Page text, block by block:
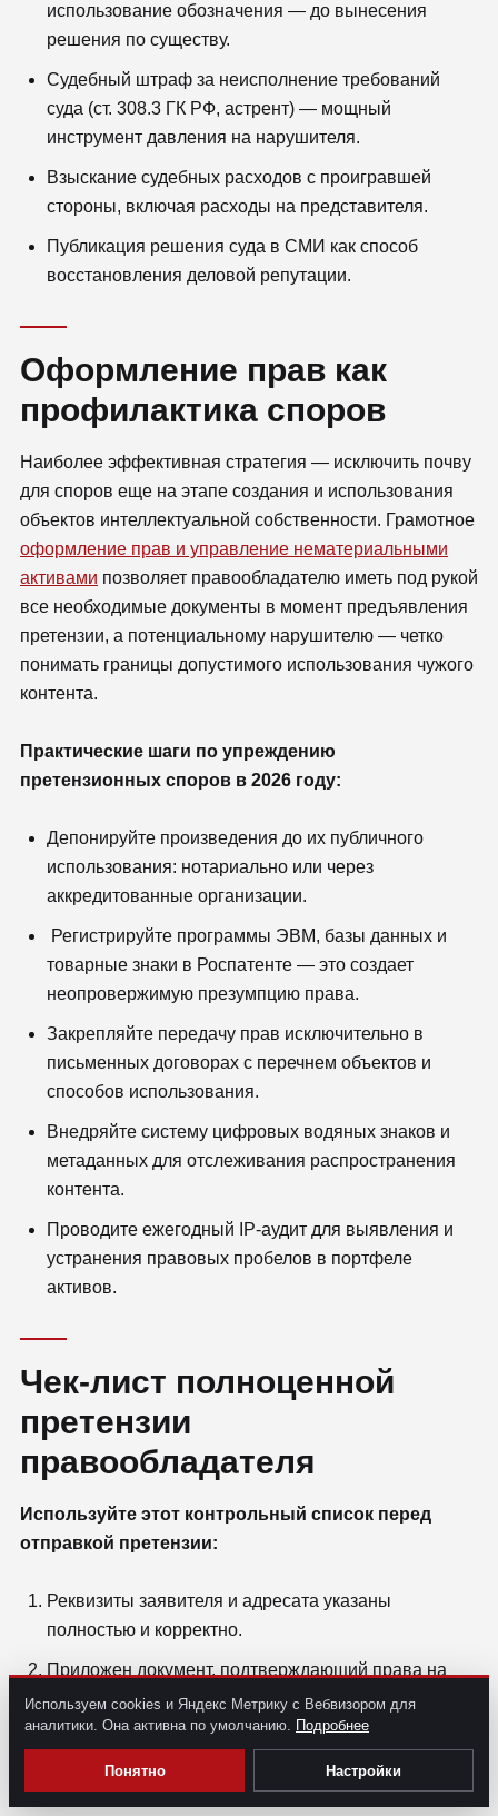
использование обозначения — до вынесения
решения по существу.
Судебный штраф за неисполнение требований
суда (ст. 308.3 ГК РФ, астрент) — мощный
инструмент давления на нарушителя.
Взыскание судебных расходов с проигравшей
стороны, включая расходы на представителя.
Публикация решения суда в СМИ как способ
восстановления деловой репутации.
Оформление прав как
профилактика споров
Наиболее эффективная стратегия — исключить почву
для споров еще на этапе создания и использования
объектов интеллектуальной собственности. Грамотное
оформление прав и управление нематериальными
активами позволяет правообладателю иметь под рукой
все необходимые документы в момент предъявления
претензии, а потенциальному нарушителю — четко
понимать границы допустимого использования чужого
контента.
Практические шаги по упреждению
претензионных споров в 2026 году:
Депонируйте произведения до их публичного
использования: нотариально или через
аккредитованные организации.
Регистрируйте программы ЭВМ, базы данных и
товарные знаки в Роспатенте — это создает
неопровержимую презумпцию права.
Закрепляйте передачу прав исключительно в
письменных договорах с перечнем объектов и
способов использования.
Внедряйте систему цифровых водяных знаков и
метаданных для отслеживания распространения
контента.
Проводите ежегодный IP-аудит для выявления и
устранения правовых пробелов в портфеле
активов.
Чек-лист полноценной
претензии
правообладателя
Используйте этот контрольный список перед
отправкой претензии:
Реквизиты заявителя и адресата указаны
полностью и корректно.
Приложен документ, подтверждающий права на
охраняемый объект (договор, свидетельство, акт
депонирования).
Объект нарушения идентифицирован однозначно:
название, тип, идентификатор, дата создания.
Используем cookies и Яндекс Метрику с Вебвизором для
аналитики. Она активна по умолчанию. Подробнее
Понятно Настройки